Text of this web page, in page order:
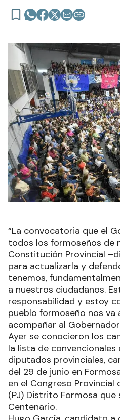
“La convocatoria que el
todos los formoseños de
Constitución Provincial
para actualizarla y
tenemos,
a nuestros ciudadanos.
responsabilidad y estoy
pueblo formoseño nos va
acompañar al
Ayer se conocieron los
la lista de
diputados provinciales,
del 29 de junio en
en el Congreso
(PJ) Distrito Formosa que
Centenario.